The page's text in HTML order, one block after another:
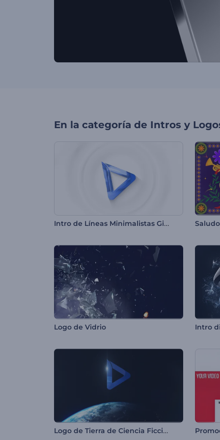
En la categoría de Intros y
Intro de Líneas Minimalistas Giratorias
Logo de Vidrio
Logo de Tierra de Ciencia Ficción